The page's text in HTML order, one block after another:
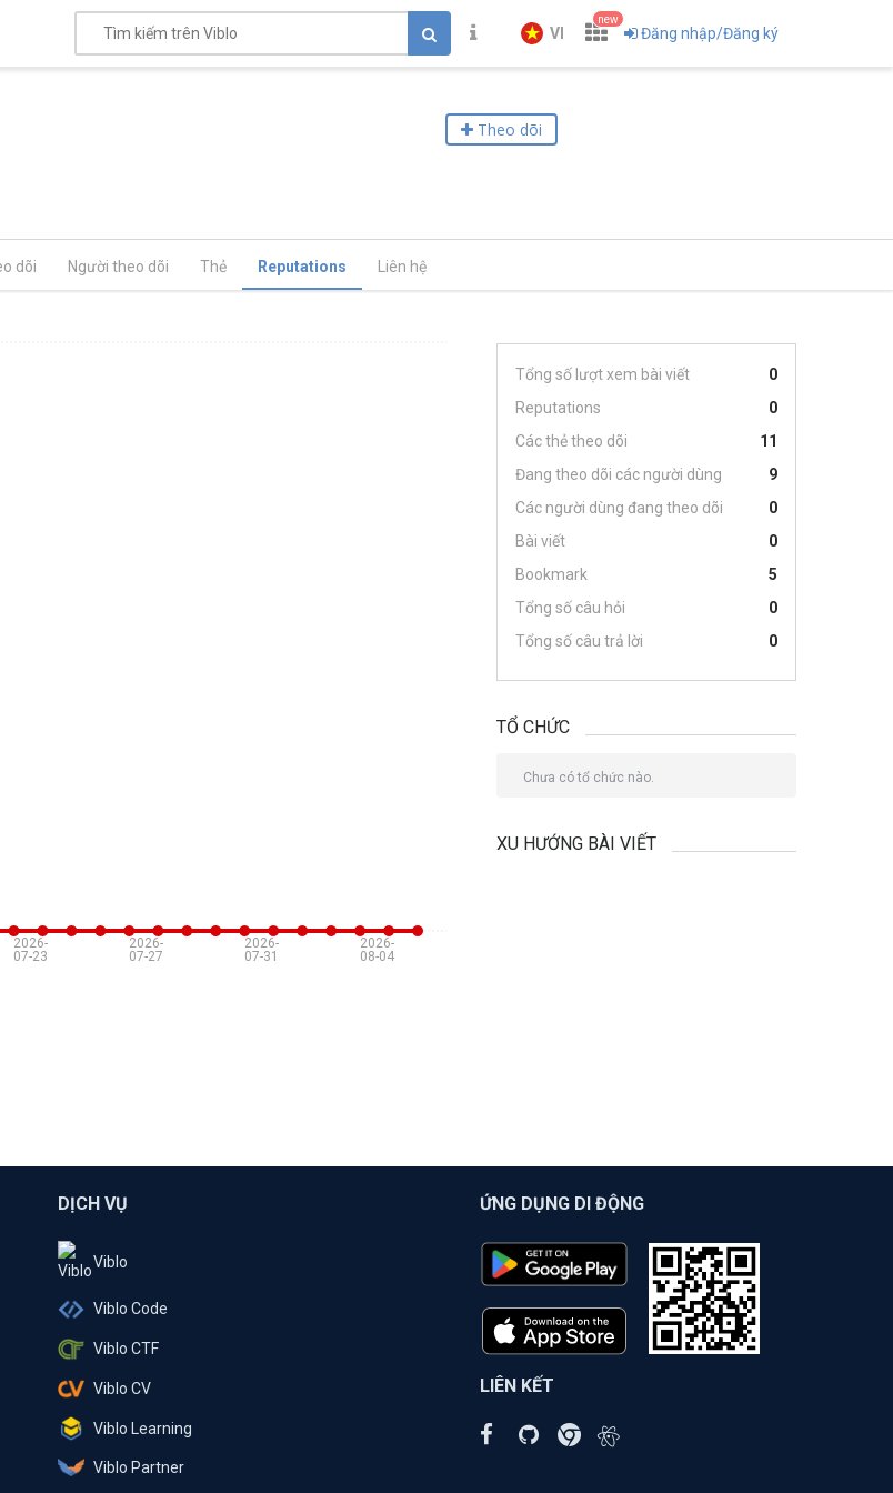
VI
new
Đăng nhập/Đăng ký
Theo dõi
dõi Người theo dõi Thẻ Reputations Liên hệ
2026-
07-23
2026-
07-27
2026-
07-31
2026-
08-04
Tổng số lượt xem bài viết
0
Reputations
0
Các thẻ theo dõi
11
Đang theo dõi các người dùng
9
Các người dùng đang theo dõi
0
Bài viết
0
Bookmark
5
Tổng số câu hỏi
0
Tổng số câu trả lời
0
TỔ CHỨC
Chưa có tổ chức nào.
XU HƯỚNG BÀI VIẾT
DỊCH VỤ
Viblo
Viblo Code
Viblo CTF
Viblo CV
Viblo Learning
Viblo Partner
ỨNG DỤNG DI ĐỘNG
LIÊN KẾT